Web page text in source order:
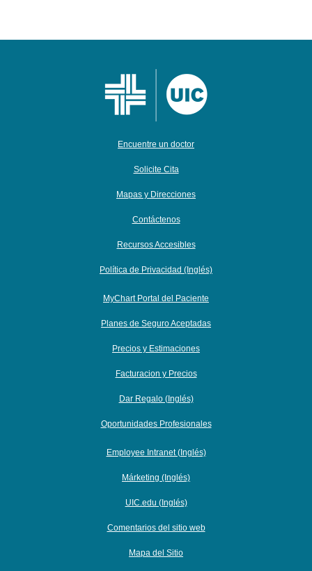
Encuentre un doctor
Solicite Cita
Mapas y Direcciones
Contáctenos
Recursos Accesibles
Política de Privacidad (Inglés)
MyChart Portal del Paciente
Planes de Seguro Aceptadas
Precios y Estimaciones
Facturacion y Precios
Dar Regalo (Inglés)
Oportunidades Profesionales
Employee Intranet (Inglés)
Márketing (Inglés)
UIC.edu (Inglés)
Comentarios del sitio web
Mapa del Sitio